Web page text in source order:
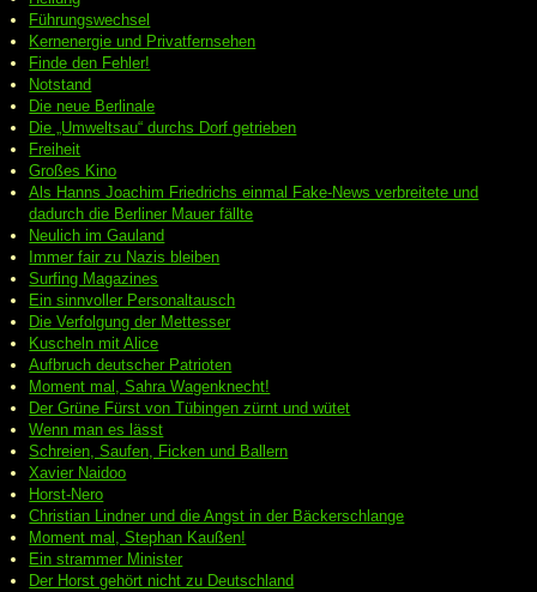
Führungswechsel
Kernenergie und Privatfernsehen
Finde den Fehler!
Notstand
Die neue Berlinale
Die „Umweltsau“ durchs Dorf getrieben
Freiheit
Großes Kino
Als Hanns Joachim Friedrichs einmal Fake-News verbreitete und
dadurch die Berliner Mauer fällte
Neulich im Gauland
Immer fair zu Nazis bleiben
Surfing Magazines
Ein sinnvoller Personaltausch
Die Verfolgung der Mettesser
Kuscheln mit Alice
Aufbruch deutscher Patrioten
Moment mal, Sahra Wagenknecht!
Der Grüne Fürst von Tübingen zürnt und wütet
Wenn man es lässt
Schreien, Saufen, Ficken und Ballern
Xavier Naidoo
Horst-Nero
Christian Lindner und die Angst in der Bäckerschlange
Moment mal, Stephan Kaußen!
Ein strammer Minister
Der Horst gehört nicht zu Deutschland